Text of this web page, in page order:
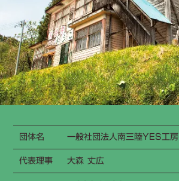
団体名
一般社団法人南三陸YES工房
代表理事
大森 丈広